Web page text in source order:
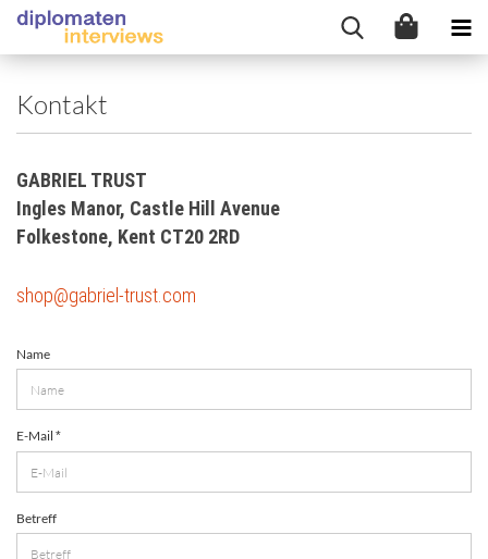
Kontakt
GABRIEL TRUST
Ingles Manor, Castle Hill Avenue
Folkestone, Kent CT20 2RD
shop@gabriel-trust.com
KONTAKT
Name
E-Mail
Betreff